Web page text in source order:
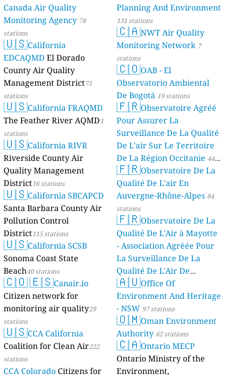
Canada Air Quality
Monitoring Agency 78
stations
🇺🇸California
EDCAQMD El Dorado
County Air Quality
Management District75
stations
🇺🇸California FRAQMD
The Feather River AQMD1
stations
🇺🇸California RIVR
Riverside County Air
Quality Management
District16 stations
🇺🇸California SBCAPCD
Santa Barbara County Air
Pollution Control
District115 stations
🇺🇸California SCSB
Sonoma Coast State
Beach40 stations
🇨🇴🇪🇸Canair.io
Citizen network for
monitoring air quality29
stations
🇺🇸CCA California
Coalition for Clean Air222
stations
CCA Colorado Citizens for
Planning And Environment
131 stations
🇨🇦NWT Air Quality
Monitoring Network 7
stations
🇨🇴OAB - El
Observatorio Ambiental
De Bogotá 19 stations
🇫🇷Observatoire Agréé
Pour Assurer La
Surveillance De La Qualité
De L’air Sur Le Territoire
De La Région Occitanie 44
stations
🇫🇷Observatoire De La
Qualité De L'air En
Auvergne-Rhône-Alpes 84
stations
🇫🇷Observatoire De La
Qualité De L'Air à Mayotte
- Association Agréée Pour
La Surveillance De La
Qualité De L'Air De
Mayotte 4 stations
🇦🇺Office Of
Environment And Heritage
- NSW 97 stations
🇴🇲Oman Environment
Authority 62 stations
🇨🇦Ontario MECP
Ontario Ministry of the
Environment,